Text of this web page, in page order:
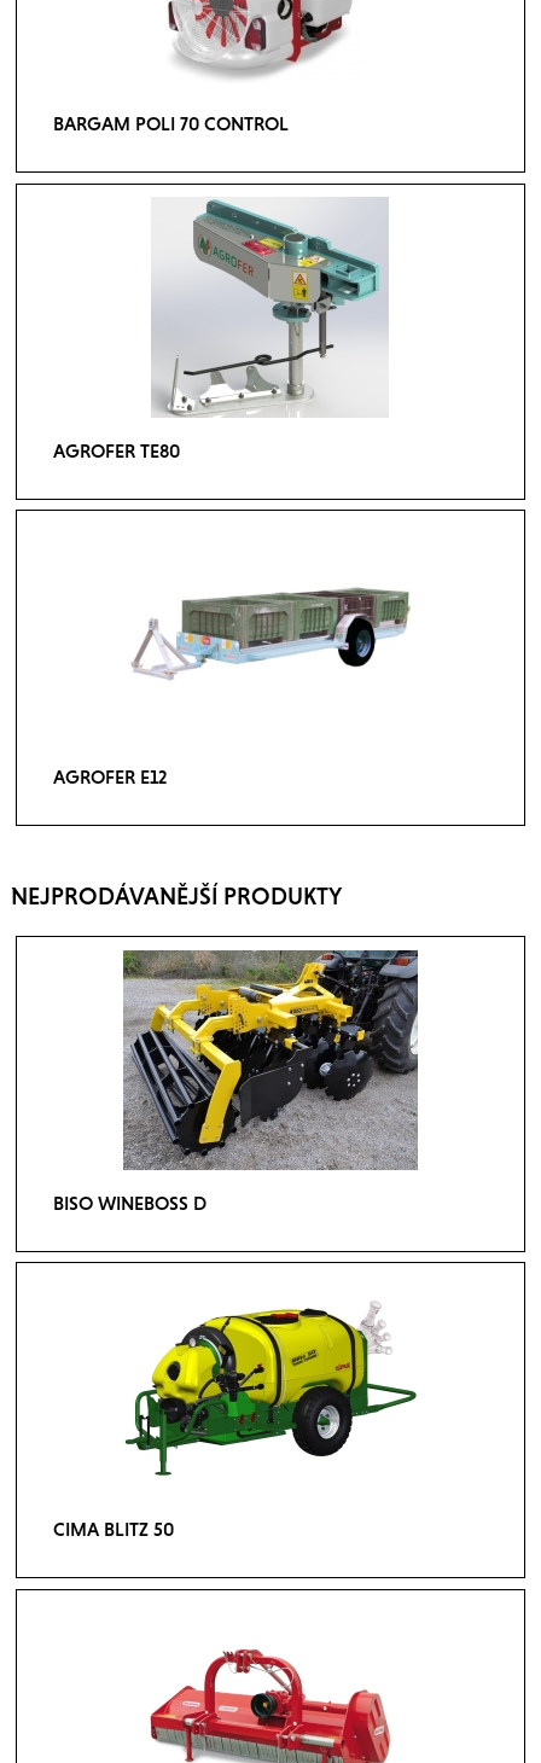
BARGAM POLI 70 CONTROL
AGROFER TE80
AGROFER E12
NEJPRODÁVANĚJŠÍ PRODUKTY
BISO WINEBOSS D
CIMA BLITZ 50